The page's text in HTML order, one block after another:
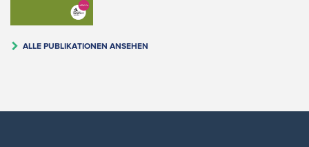
ALLE PUBLIKATIONEN ANSEHEN